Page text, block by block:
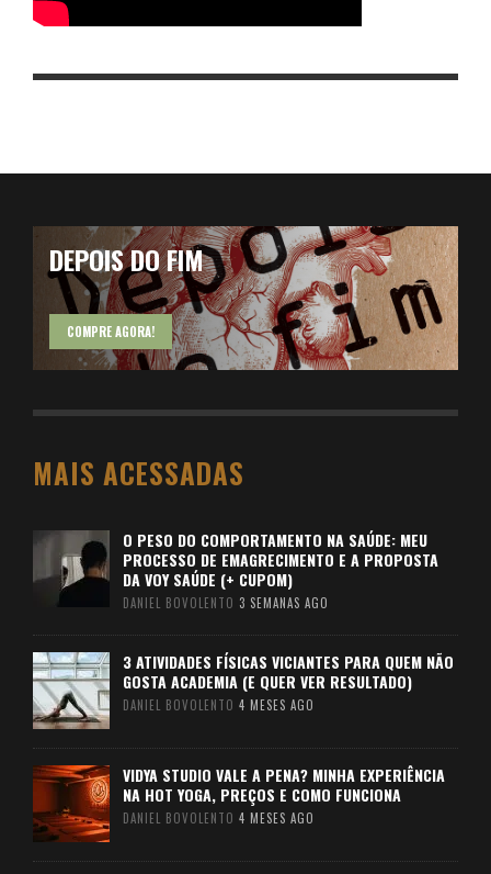
DEPOIS DO FIM
COMPRE AGORA!
MAIS ACESSADAS
O PESO DO COMPORTAMENTO NA SAÚDE: MEU
PROCESSO DE EMAGRECIMENTO E A PROPOSTA
DA VOY SAÚDE (+ CUPOM)
DANIEL BOVOLENTO 3 SEMANAS AGO
3 ATIVIDADES FÍSICAS VICIANTES PARA QUEM NÃO
GOSTA ACADEMIA (E QUER VER RESULTADO)
DANIEL BOVOLENTO 4 MESES AGO
VIDYA STUDIO VALE A PENA? MINHA EXPERIÊNCIA
NA HOT YOGA, PREÇOS E COMO FUNCIONA
DANIEL BOVOLENTO 4 MESES AGO